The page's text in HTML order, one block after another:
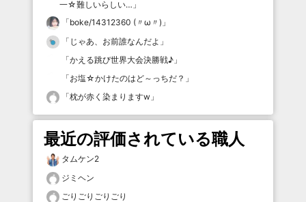
一☆難しいらしい… 」
「boke/14312360 (〃ω〃) 」
「 じゃあ、お前誰なんだよ 」
「かえる跳び世界大会決勝戦♪ 」
「お塩☆かけたのはど～っちだ？ 」
「枕が赤く染まりますw 」
最近の評価されている職人
タムケン2
ジミヘン
ごりごりごりごり